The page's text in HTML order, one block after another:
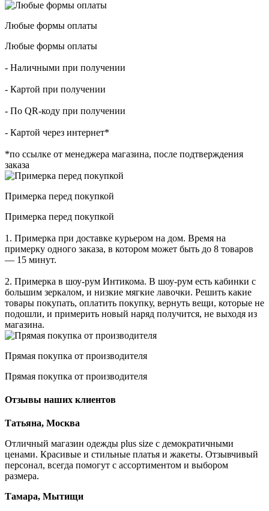
Любые формы оплаты
Любые формы оплаты
- Наличными при получении
- Картой при получении
- По QR-коду при получении
- Картой через интернет*
*по ссылке от менеджера магазина, после подтверждения
заказа
Примерка перед покупкой
Примерка перед покупкой
1. Примерка при доставке курьером на дом. Время на
примерку одного заказа, в котором может быть до 8 товаров
— 15 минут.
2. Примерка в шоу-рум Интикома. В шоу-рум есть кабинки с
большим зеркалом, и низкие мягкие лавочки. Решить какие
товары покупать, оплатить покупку, вернуть вещи, которые не
подошли, и примерить новый наряд получится, не выходя из
магазина.
Прямая покупка от производителя
Прямая покупка от производителя
Отзывы наших клиентов
Татьяна, Москва
Отличный магазин одежды plus size с демократичными
ценами. Красивые и стильные платья и жакеты. Отзывчивый
персонал, всегда помогут с ассортиментом и выбором
размера.
Тамара, Мытищи